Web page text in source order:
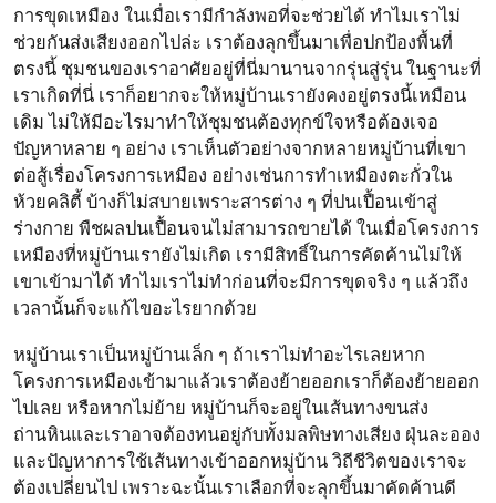
การขุดเหมือง ในเมื่อเรามีกำลังพอที่จะช่วยได้ ทำไมเราไม่
ช่วยกันส่งเสียงออกไปล่ะ เราต้องลุกขึ้นมาเพื่อปกป้องพื้นที่
ตรงนี้ ชุมชนของเราอาศัยอยู่ที่นี่มานานจากรุ่นสู่รุ่น ในฐานะที่
เราเกิดที่นี่ เราก็อยากจะให้หมู่บ้านเรายังคงอยู่ตรงนี้เหมือน
เดิม ไม่ให้มีอะไรมาทำให้ชุมชนต้องทุกข์ใจหรือต้องเจอ
ปัญหาหลาย ๆ อย่าง เราเห็นตัวอย่างจากหลายหมู่บ้านที่เขา
ต่อสู้เรื่องโครงการเหมือง อย่างเช่นการทำเหมืองตะกั่วใน
ห้วยคลิตี้ บ้างก็ไม่สบายเพราะสารต่าง ๆ ที่ปนเปื้อนเข้าสู่
ร่างกาย พืชผลปนเปื้อนจนไม่สามารถขายได้ ในเมื่อโครงการ
เหมืองที่หมู่บ้านเรายังไม่เกิด เรามีสิทธิ์ในการคัดค้านไม่ให้
เขาเข้ามาได้ ทำไมเราไม่ทำก่อนที่จะมีการขุดจริง ๆ แล้วถึง
เวลานั้นก็จะแก้ไขอะไรยากด้วย
หมู่บ้านเราเป็นหมู่บ้านเล็ก ๆ ถ้าเราไม่ทำอะไรเลยหาก
โครงการเหมืองเข้ามาแล้วเราต้องย้ายออกเราก็ต้องย้ายออก
ไปเลย หรือหากไม่ย้าย หมู่บ้านก็จะอยู่ในเส้นทางขนส่ง
ถ่านหินและเราอาจต้องทนอยู่กับทั้งมลพิษทางเสียง ฝุ่นละออง
และปัญหาการใช้เส้นทางเข้าออกหมู่บ้าน วิถีชีวิตของเราจะ
ต้องเปลี่ยนไป เพราะฉะนั้นเราเลือกที่จะลุกขึ้นมาคัดค้านดี